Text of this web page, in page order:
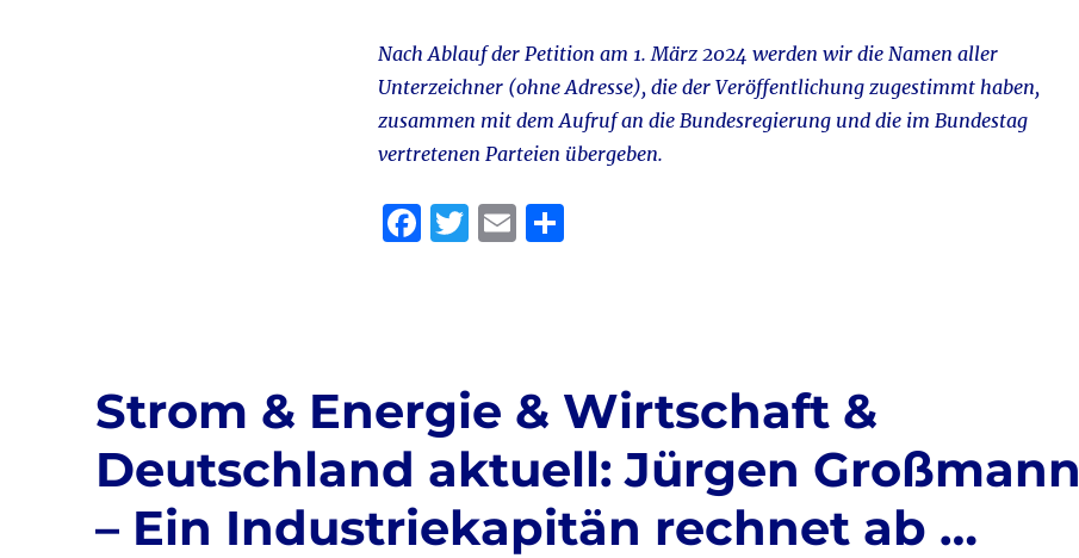
Nach Ablauf der Petition am 1. März 2024 werden wir die Namen aller
Unterzeichner (ohne Adresse), die der Veröffentlichung zugestimmt haben,
zusammen mit dem Aufruf an die Bundesregierung und die im Bundestag
vertretenen Parteien übergeben.
F
o
o
k
T E T
Strom & Energie & Wirtschaft &
Deutschland aktuell: Jürgen Großmann
– Ein Industriekapitän rechnet ab …